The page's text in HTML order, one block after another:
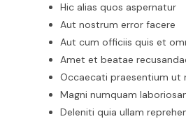
Hic alias quos aspernatur
Aut nostrum error facere
Aut cum officiis quis et
Amet et beatae
Occaecati praesentium ut
Magni numquam
Deleniti quia ullam